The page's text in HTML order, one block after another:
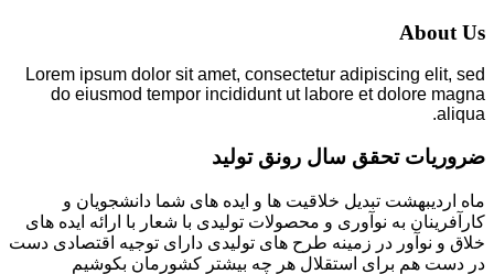
About Us
Lorem ipsum dolor sit amet, consectetur adipiscing elit, sed
do eiusmod tempor incididunt ut labore et dolore magna
aliqua.
ضروریات تحقق سال رونق تولید
ماه اردیبهشت تبدیل خلاقیت ها و ایده های شما دانشجویان و
کارآفرینان به نوآوری و محصولات تولیدی با شعار با ارائه ایده های
خلاق و نوآور در زمینه طرح های تولیدی دارای توجیه اقتصادی دست
در دست هم برای استقلال هر چه بیشتر کشورمان بکوشیم